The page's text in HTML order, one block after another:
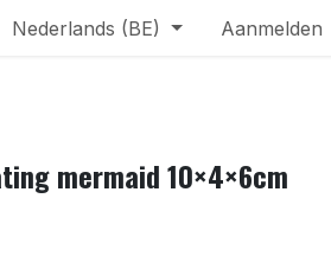
Nederlands (BE) Aanmelden
mermaid 10×4×6cm